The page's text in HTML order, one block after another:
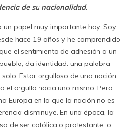
de su nacionalidad.
un papel muy importante hoy. Soy
hace 19 años y he comprendido
el sentimiento de adhesión a un
da identidad: una palabra
Estar orgulloso de una nación
el orgullo hacia uno mismo. Pero
Europa en la que la nación no es
disminuye. En una época, la
de ser católica o protestante, o